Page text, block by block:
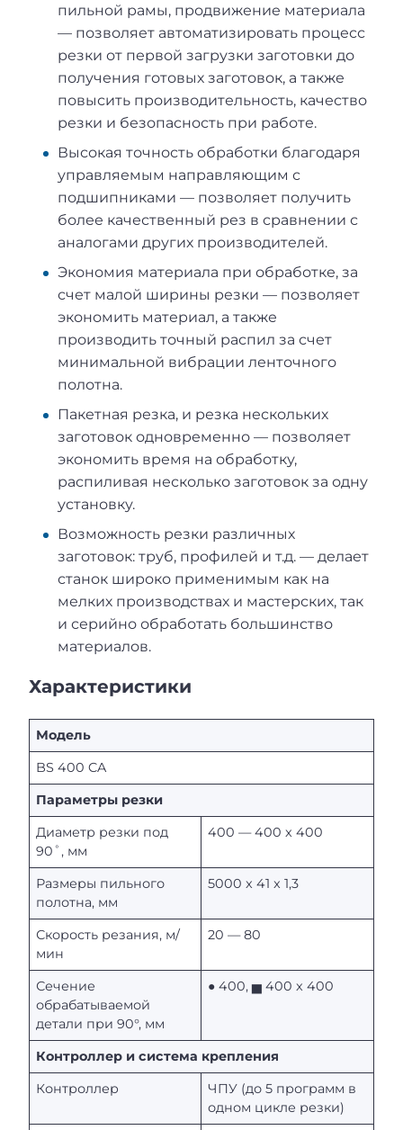
пильной рамы, продвижение материала
— позволяет автоматизировать процесс
резки от первой загрузки заготовки до
получения готовых заготовок, а также
повысить производительность, качество
резки и безопасность при работе.
Высокая точность обработки благодаря
управляемым направляющим с
подшипниками — позволяет получить
более качественный рез в сравнении с
аналогами других производителей.
Экономия материала при обработке, за
счет малой ширины резки — позволяет
экономить материал, а также
производить точный распил за счет
минимальной вибрации ленточного
полотна.
Пакетная резка, и резка нескольких
заготовок одновременно — позволяет
экономить время на обработку,
распиливая несколько заготовок за одну
установку.
Возможность резки различных
заготовок: труб, профилей и т.д. — делает
станок широко применимым как на
мелких производствах и мастерских, так
и серийно обработать большинство
материалов.
Характеристики
Модель
BS 400 CA
Параметры резки
Диаметр резки под
90˚, мм
400 — 400 x 400
Размеры пильного
полотна, мм
5000 x 41 x 1,3
Скорость резания, м/
мин
20 — 80
Сечение
обрабатываемой
детали при 90°, мм
● 400, ▅ 400 x 400
Контроллер и система крепления
Контроллер
ЧПУ (до 5 программ в
одном цикле резки)